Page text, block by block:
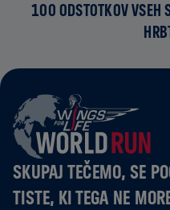
100 ODSTOTKOV VSEH
SKUPAJ TEČEMO, SE
TISTE, KI TEGA NE